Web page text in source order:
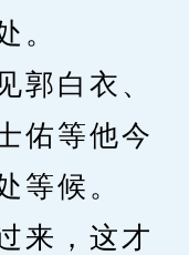
。
白衣、
佑等他今
等候。
，这才